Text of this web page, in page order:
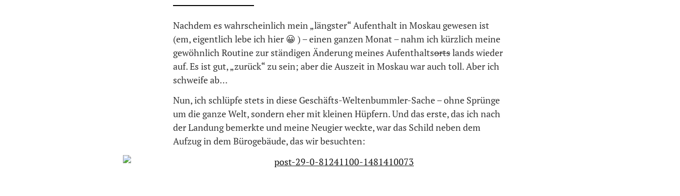
Nachdem es wahrscheinlich mein „längster“ Aufenthalt in Moskau gewesen ist
(em, eigentlich lebe ich hier 😀 ) – einen ganzen Monat – nahm ich kürzlich meine
gewöhnlich Routine zur ständigen Änderung meines Aufenthaltsortslands wieder
auf. Es ist gut, „zurück“ zu sein; aber die Auszeit in Moskau war auch toll. Aber ich
schweife ab…
Nun, ich schlüpfe stets in diese Geschäfts-Weltenbummler-Sache – ohne Sprünge
um die ganze Welt, sondern eher mit kleinen Hüpfern. Und das erste, das ich nach
der Landung bemerkte und meine Neugier weckte, war das Schild neben dem
Aufzug in dem Bürogebäude, das wir besuchten: